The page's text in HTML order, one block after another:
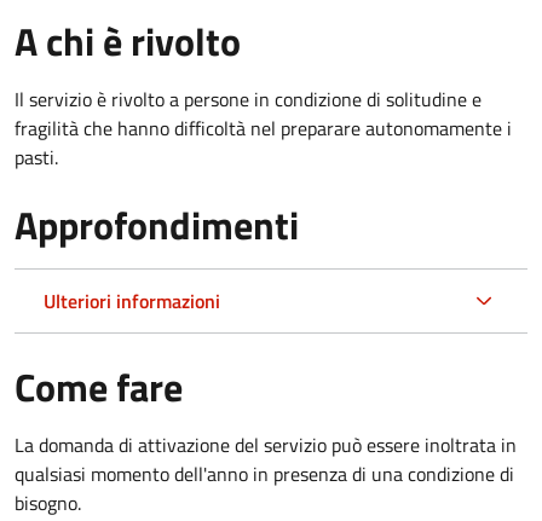
A chi è rivolto
Il servizio è rivolto a persone in condizione di solitudine e
fragilità che hanno difficoltà nel preparare autonomamente i
pasti.
Approfondimenti
Ulteriori informazioni
Come fare
La domanda di attivazione del servizio può essere inoltrata in
qualsiasi momento dell'anno in presenza di una condizione di
bisogno.